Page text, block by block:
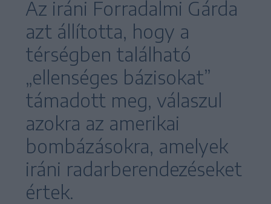
Az iráni Forradalmi Gárda
azt állította, hogy a
térségben található
„ellenséges bázisokat”
támadott meg, válaszul
azokra az amerikai
bombázásokra, amelyek
iráni radarberendezéseket
értek.